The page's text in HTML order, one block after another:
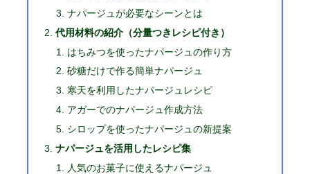
ナパージュが必要なシーンとは
代用材料の紹介（分量つきレシピ付き）
はちみつを使ったナパージュの作り方
砂糖だけで作る簡単ナパージュ
寒天を利用したナパージュレシピ
アガーでのナパージュ作成方法
シロップを使ったナパージュの新提案
ナパージュを活用したレシピ集
人気のお菓子に使えるナパージュ